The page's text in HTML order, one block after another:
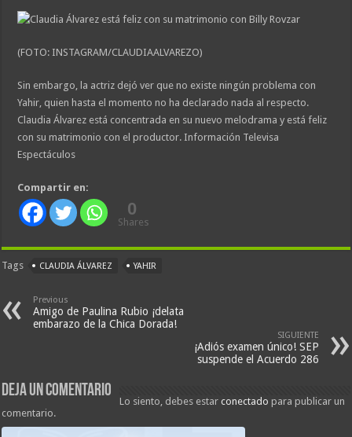
(FOTO: INSTAGRAM/CLAUDIAALVAREZO)
Sin embargo, la actriz dejó ver que no existe ningún problema con
Yahir, quien hasta el momento no ha declarado nada al respecto.
Claudia Álvarez está concentrada en su nuevo melodrama y está feliz
con su matrimonio con el productor. Información Televisa
Espectáculos
Compartir en:
0
Shares
Tags CLAUDIA ÁLVAREZ YAHIR
Previous
Amigo de Paulina Rubio ¡delata
embarazo de la Chica Dorada!
SIGUIENTE
¡Adiós examen único! SEP
suspende el Acuerdo 286
Deja un comentario
Lo siento, debes estarconectado para publicar un
comentario.